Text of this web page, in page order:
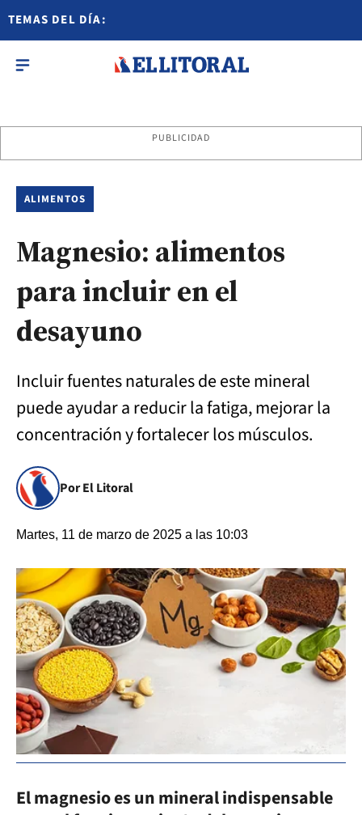
TEMAS DEL DÍA:
PUBLICIDAD
ALIMENTOS
Magnesio: alimentos
para incluir en el
desayuno
Incluir fuentes naturales de este mineral
puede ayudar a reducir la fatiga, mejorar la
concentración y fortalecer los músculos.
Por El Litoral
Martes, 11 de marzo de 2025 a las 10:03
El magnesio es un mineral indispensable